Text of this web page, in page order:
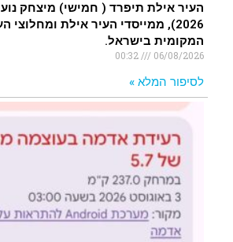
2026), ממייסדי העיר אילת ומחלוצי
המקומית בישראל.
06/08/2026
00:32
לסיפור המלא »